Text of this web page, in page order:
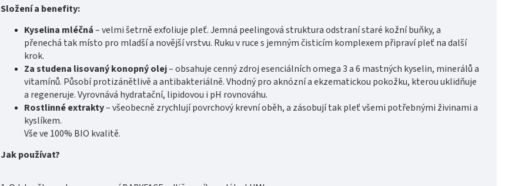
Složení a benefity:
Kyselina mléčná– velmi šetrně exfoliuje pleť. Jemná peelingová struktura odstraní staré kožní buňky, a
přenechá tak místo pro mladší a novější vrstvu. Ruku v ruce s jemným čisticím komplexem připraví pleť na další
krok.
Za studena lisovaný konopný olej– obsahuje cenný zdroj esenciálních omega 3 a 6 mastných kyselin, minerálů a
vitamínů. Působí protizánětlivě a antibakteriálně. Vhodný pro aknózní a ekzematickou pokožku, kterou uklidňuje
a regeneruje. Vyrovnává hydratační, lipidovou i pH rovnováhu.
Rostlinné extrakty– všeobecně zrychlují povrchový krevní oběh, a zásobují tak pleť všemi potřebnými živinami a
kyslíkem.
Vše ve 100% BIO kvalitě.
Jak používat?